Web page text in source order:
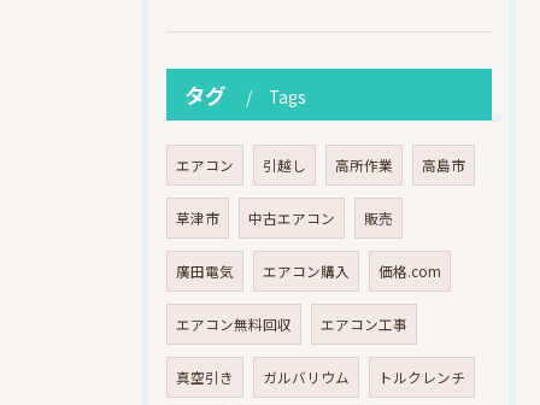
タグ Tags
エアコン 引越し 高所作業 高島市
草津市 中古エアコン 販売
廣田電気 エアコン購入 価格.com
エアコン無料回収 エアコン工事
真空引き ガルバリウム トルクレンチ